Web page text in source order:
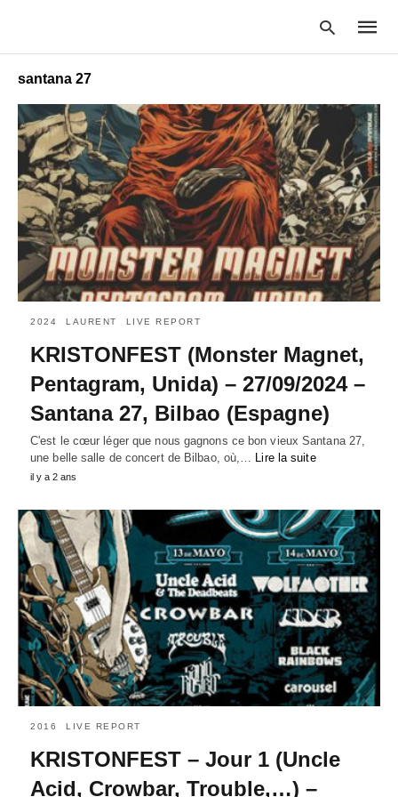
Type
your
search
query
and
hit
enter:
santana 27
2024 LAURENT LIVE REPORT
KRISTONFEST (Monster Magnet,
Pentagram, Unida) – 27/09/2024 –
Santana 27, Bilbao (Espagne)
C'est le cœur léger que nous gagnons ce bon vieux Santana 27,
une belle salle de concert de Bilbao, où,… Lire la suite
il y a 2 ans
2016 LIVE REPORT
KRISTONFEST – Jour 1 (Uncle
Acid, Crowbar, Trouble,…) –